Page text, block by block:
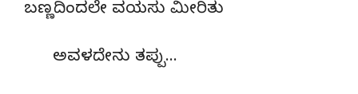
ಬಣ್ಣದಿಂದಲೇ ವಯಸು ಮೀರಿತು
ಅವಳದೇನು ತಪ್ಪು…